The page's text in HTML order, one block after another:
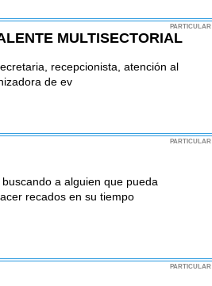
PARTICULAR
MULTISECTORIAL
recepcionista, atención al
de ev
PARTICULAR
a alguien que pueda
recados en su tiempo
PARTICULAR